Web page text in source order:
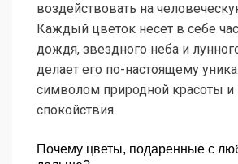
воздействовать на
Каждый цветок несет в себе
дождя, звездного неба и
делает его по-настоящему
символом природной красоты и
спокойствия.
Почему цветы, подаренные с